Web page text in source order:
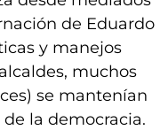
de Eduardo
y manejos
muchos
se mantenían
la democracia.